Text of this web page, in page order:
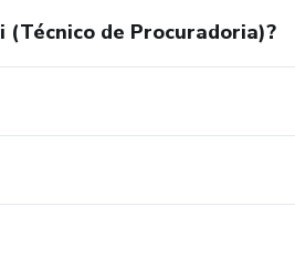
(Técnico de Procuradoria)?